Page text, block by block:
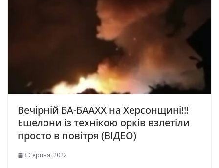
Вечірній БА-БААХХ на Херсонщині!!!
Ешелони із технікою орків взлетіли
просто в повітря (ВІДЕО)
3 Серпня, 2022